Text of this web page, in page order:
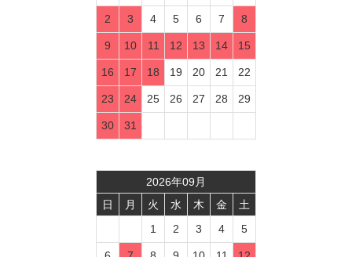
2 3 4 5 6 7 8
9 10 11 12 13 14 15
16 17 18 19 20 21 22
23 24 25 26 27 28 29
30 31
2026年09月
日
月 火 水 木 金
土
1
2 3 4 5